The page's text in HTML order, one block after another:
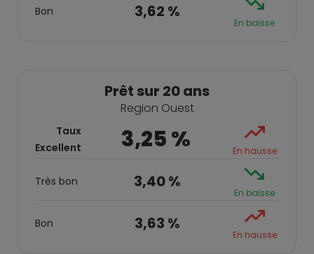
Bon 3,62 %
En baisse
Prêt sur 20 ans
Region Ouest
Taux
Excellent
3,25 % En hausse
Très bon 3,40 %
En baisse
Bon 3,63 %
En hausse